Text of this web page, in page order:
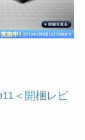
＜開梱レビ